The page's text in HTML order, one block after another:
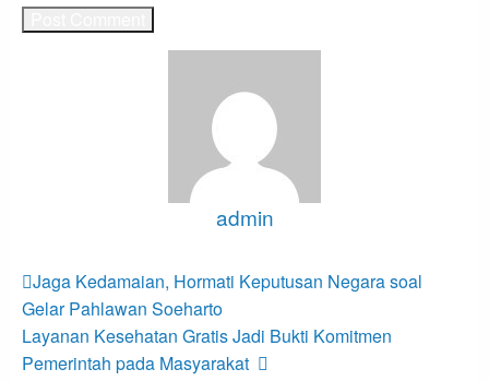
admin
Post
navigation
Previous
Post
Jaga Kedamaian, Hormati Keputusan Negara soal
Gelar Pahlawan Soeharto
Next
Post
Layanan Kesehatan Gratis Jadi Bukti Komitmen
Pemerintah pada Masyarakat